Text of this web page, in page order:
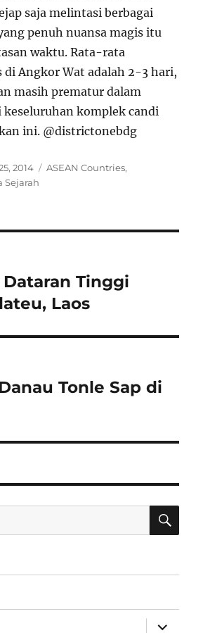
saja melintasi berbagai
penuh nuansa magis itu
waktu. Rata-rata
Angkor Wat adalah 2-3 hari,
masih prematur dalam
keseluruhan komplek candi
ini. @districtonebdg
2014 Categories
ASEAN Countries,
Sejarah
Tinggi
Laos
Tonle Sap di
expand